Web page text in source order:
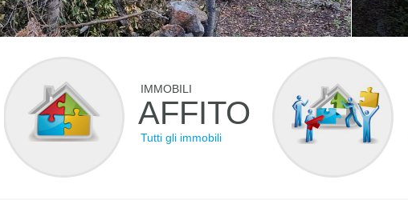
IMMOBILI
AFFITO
Tutti gli immobili